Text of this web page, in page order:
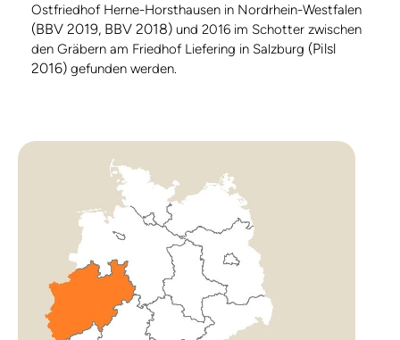
Ostfriedhof Herne-Horsthausen in Nordrhein-Westfalen
(BBV 2019, BBV 2018) und 2016 im Schotter zwischen
den Gräbern am Friedhof Liefering in Salzburg (Pilsl
2016) gefunden werden.